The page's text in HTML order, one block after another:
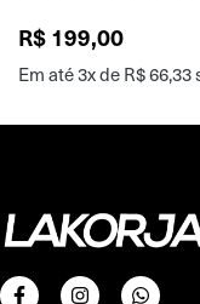
R$199,00
Em até 3x de R$66,33